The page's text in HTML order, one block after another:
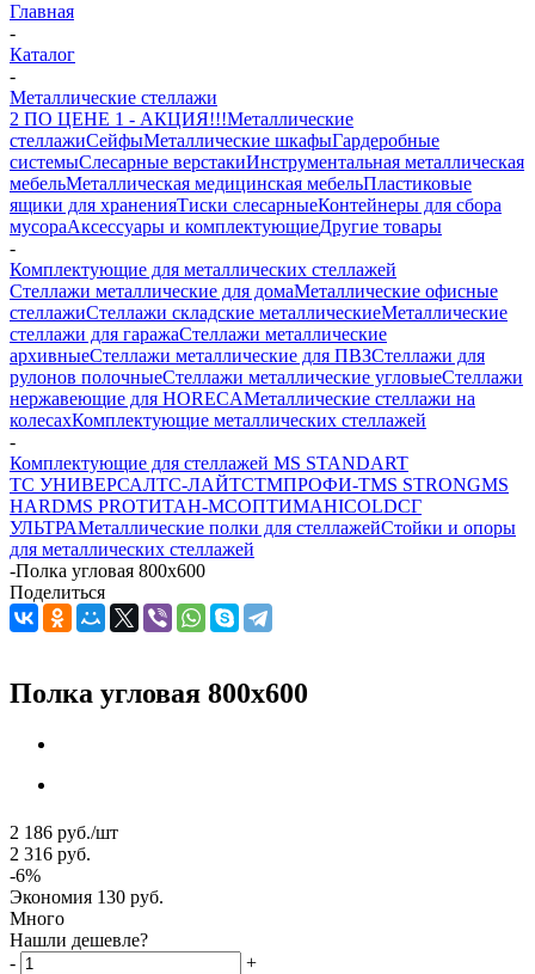
Главная
-
Каталог
-
Металлические стеллажи
2 ПО ЦЕНЕ 1 - АКЦИЯ!!!Металлические
стеллажиСейфыМеталлические шкафыГардеробные
системыСлесарные верстакиИнструментальная металлическая
мебельМеталлическая медицинская мебельПластиковые
ящики для храненияТиски слесарныеКонтейнеры для сбора
мусораАксессуары и комплектующиеДругие товары
-
Комплектующие для металлических стеллажей
Стеллажи металлические для домаМеталлические офисные
стеллажиСтеллажи складские металлическиеМеталлические
стеллажи для гаражаСтеллажи металлические
архивныеСтеллажи металлические для ПВЗСтеллажи для
рулонов полочныеСтеллажи металлические угловыеСтеллажи
нержавеющие для HORECAМеталлические стеллажи на
колесахКомплектующие металлических стеллажей
-
Комплектующие для стеллажей MS STANDART
ТС УНИВЕРСАЛТС-ЛАЙТСТМПРОФИ-ТMS STRONGMS
HARDMS PROТИТАН-МСОПТИМАHICOLDСГ
УЛЬТРАМеталлические полки для стеллажейСтойки и опоры
для металлических стеллажей
-Полка угловая 800x600
Поделиться
Полка угловая 800x600
2 186 руб./шт
2 316 руб.
-6%
Экономия 130 руб.
Много
Нашли дешевле?
-
+